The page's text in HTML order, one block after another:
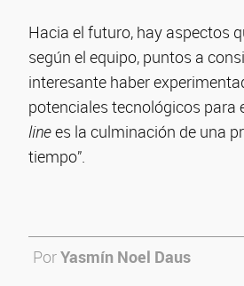
Hacia el futuro, hay aspectos
según el equipo, puntos a
interesante haber
potenciales tecnológicos para
linees la culminación de una
tiempo”.
PorYasmín Noel Daus